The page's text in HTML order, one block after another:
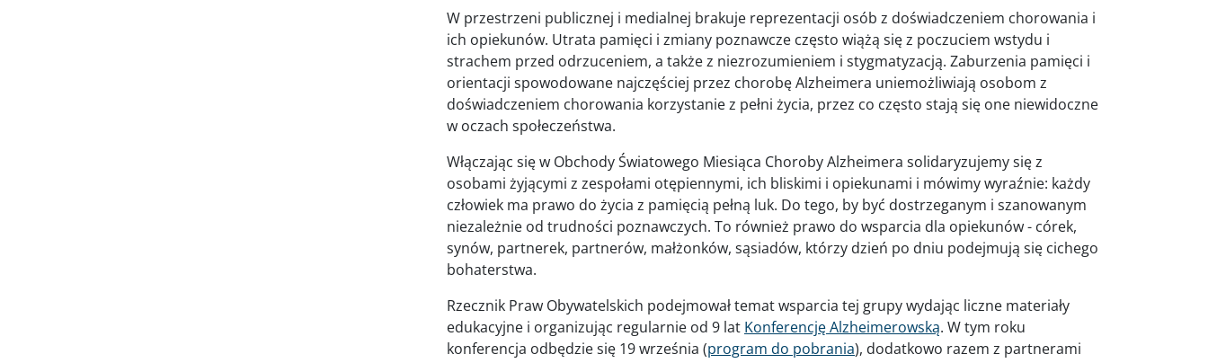
W przestrzeni publicznej i medialnej brakuje reprezentacji osób z doświadczeniem chorowania i
ich opiekunów. Utrata pamięci i zmiany poznawcze często wiążą się z poczuciem wstydu i
strachem przed odrzuceniem, a także z niezrozumieniem i stygmatyzacją. Zaburzenia pamięci i
orientacji spowodowane najczęściej przez chorobę Alzheimera uniemożliwiają osobom z
doświadczeniem chorowania korzystanie z pełni życia, przez co często stają się one niewidoczne
w oczach społeczeństwa.
Włączając się w Obchody Światowego Miesiąca Choroby Alzheimera solidaryzujemy się z
osobami żyjącymi z zespołami otępiennymi, ich bliskimi i opiekunami i mówimy wyraźnie: każdy
człowiek ma prawo do życia z pamięcią pełną luk. Do tego, by być dostrzeganym i szanowanym
niezależnie od trudności poznawczych. To również prawo do wsparcia dla opiekunów - córek,
synów, partnerek, partnerów, małżonków, sąsiadów, którzy dzień po dniu podejmują się cichego
bohaterstwa.
Rzecznik Praw Obywatelskich podejmował temat wsparcia tej grupy wydając liczne materiały
edukacyjne i organizując regularnie od 9 lat Konferencję Alzheimerowską. W tym roku
konferencja odbędzie się 19 września (program do pobrania), dodatkowo razem z partnerami